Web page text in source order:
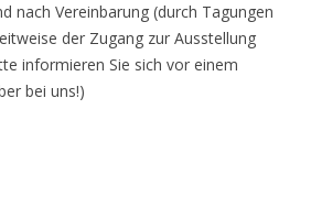
nach Vereinbarung (durch Tagungen
der Zugang zur Ausstellung
informieren Sie sich vor einem
bei uns!)